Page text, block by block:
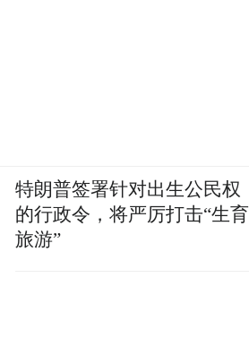
特朗普签署针对出生公民权
的行政令，将严厉打击“生育
旅游”